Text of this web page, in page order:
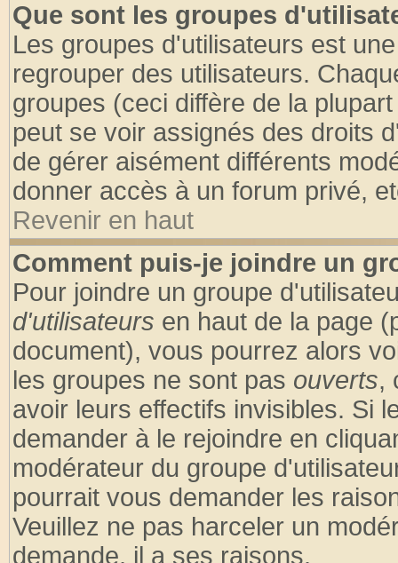
Que sont les groupes
Les groupes d'utilisateurs est
regrouper des utilisateurs.
groupes (ceci diffère de la
peut se voir assignés des droits
de gérer aisément différents
donner accès à un forum privé,
Revenir en haut
Comment puis-je joindre un
Pour joindre un groupe
d'utilisateurs en haut de la page
document), vous pourrez alors
les groupes ne sont pas ouverts,
avoir leurs effectifs invisibles. Si
demander à le rejoindre en
modérateur du groupe
pourrait vous demander les
Veuillez ne pas harceler un
demande, il a ses raisons.